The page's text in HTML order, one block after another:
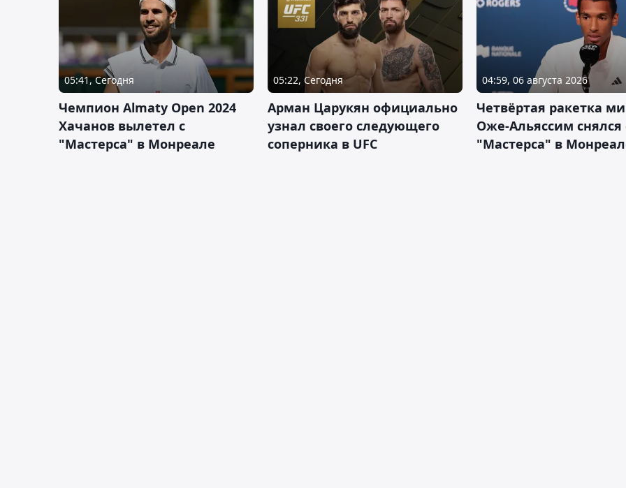
05:41, Сегодня
Чемпион Almaty Open 2024
Хачанов вылетел с
"Мастерса" в Монреале
05:22, Сегодня
Арман Царукян официально
узнал своего следующего
соперника в UFC
04:59, 06 августа 2026
Четвёртая ракетка
Оже-Альяссим снялся
"Мастерса" в